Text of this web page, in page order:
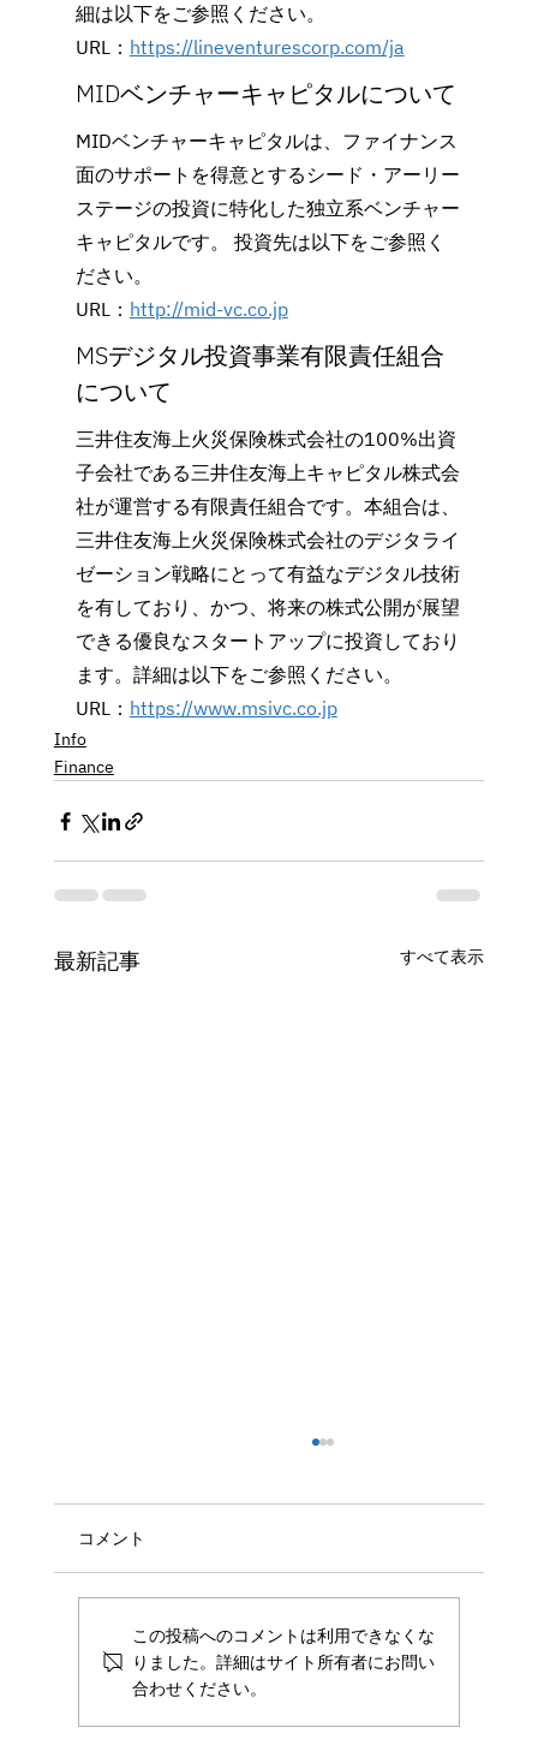
細は以下をご参照ください。
URL： https://lineventurescorp.com/ja
MIDベンチャーキャピタルについて
MIDベンチャーキャピタルは、ファイナンス
面のサポートを得意とするシード・アーリー
ステージの投資に特化した独立系ベンチャー
キャピタルです。 投資先は以下をご参照く
ださい。
URL： http://mid-vc.co.jp
MSデジタル投資事業有限責任組合
について
三井住友海上火災保険株式会社の100%出資
子会社である三井住友海上キャピタル株式会
社が運営する有限責任組合です。本組合は、
三井住友海上火災保険株式会社のデジタライ
ゼーション戦略にとって有益なデジタル技術
を有しており、かつ、将来の株式公開が展望
できる優良なスタートアップに投資しており
ます。詳細は以下をご参照ください。
URL： https://www.msivc.co.jp
Info
Finance
最新記事 すべて表示
株式会社Scalar、SAISON Technology
コメント
この投稿へのコメントは利用できなくな
りました。詳細はサイト所有者にお問い
合わせください。